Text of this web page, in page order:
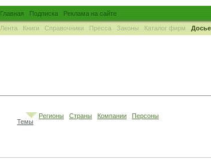
Главная Подписка Реклама на сайте
Лента Книги Справочники Пресса Законы Каталог фирм Досье
Темы
Регионы Страны Компании Персоны